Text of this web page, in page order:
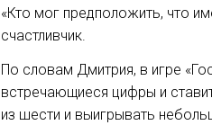
«Кто мог предположить, что
счастливчик.
По словам Дмитрия, в игре
встречающиеся цифры и
из шести и выигрывать